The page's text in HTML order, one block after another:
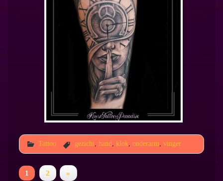
Tattoo gezicht, hand klok onderarm vinger
1 2 »